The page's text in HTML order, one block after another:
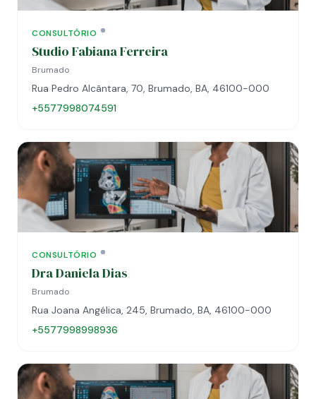
CONSULTÓRIO
Studio Fabiana Ferreira
Brumado
Rua Pedro Alcântara, 70, Brumado, BA, 46100-000
+5577998074591
CONSULTÓRIO
Dra Daniela Dias
Brumado
Rua Joana Angélica, 245, Brumado, BA, 46100-000
+5577998998936